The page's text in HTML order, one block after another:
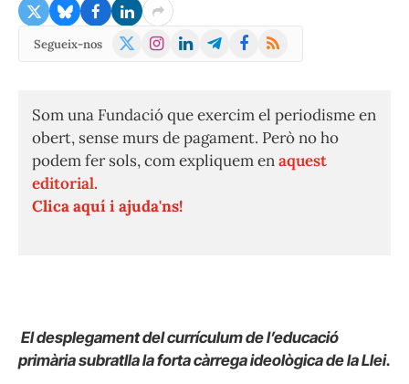
Segueix-nos
X
Instagram
LinkedInTelegramFacebook
RSS
Som una Fundació que exercim el periodisme en
obert, sense murs de pagament. Però no ho
podem fer sols, com expliquem enaquest
editorial.
Clica aquí i ajuda'ns!
El desplegament del currículum de l’educació
primària subratlla la forta càrrega ideològica de la Llei.